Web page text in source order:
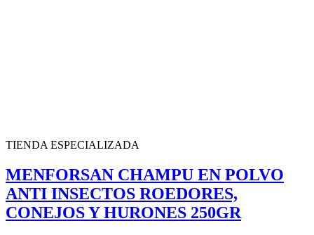
TIENDA ESPECIALIZADA
MENFORSAN CHAMPU EN POLVO
ANTI INSECTOS ROEDORES,
CONEJOS Y HURONES 250GR